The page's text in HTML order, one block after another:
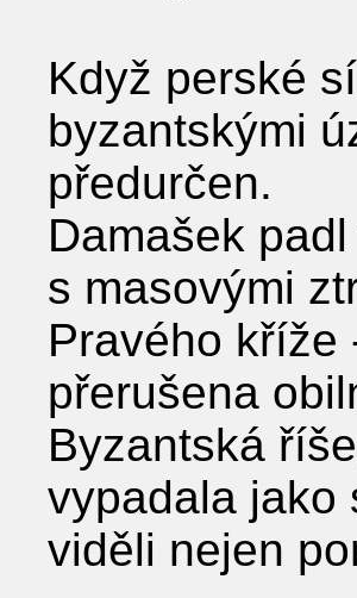
Když perské
byzantskými
předurčen.
Damašek
s masovými
Pravého kříže
přerušena
Byzantská
vypadala jako
viděli nejen